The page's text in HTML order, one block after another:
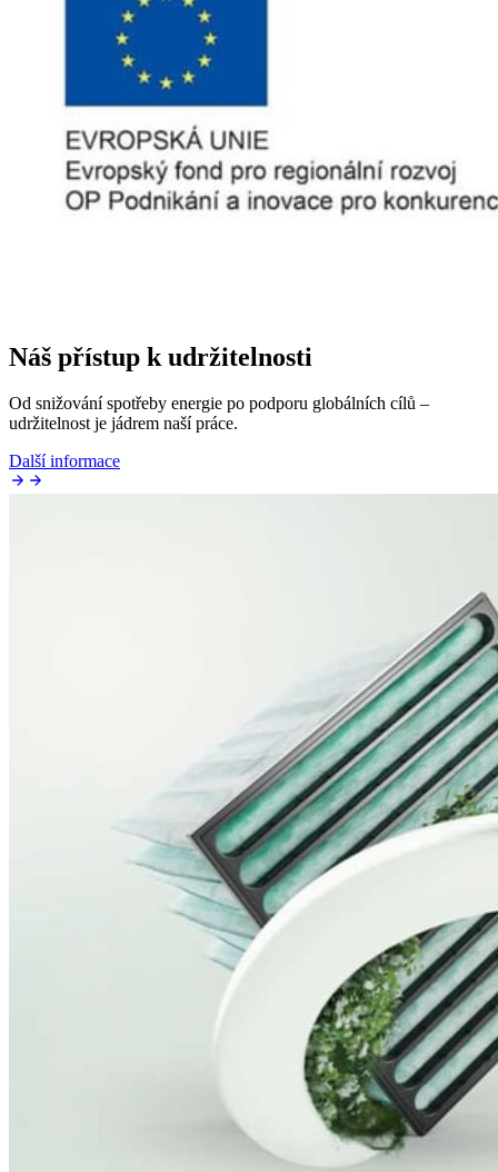
Náš přístup k udržitelnosti
Od snižování spotřeby energie po podporu globálních cílů –
udržitelnost je jádrem naší práce.
Další informace